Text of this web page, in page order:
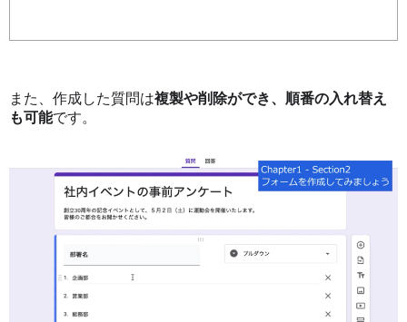
また、作成した質問は複製や削除ができ、順番の入れ替え
も可能です。